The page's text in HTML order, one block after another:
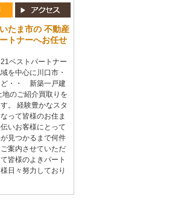
たま市の 不動産
トナーへお任せ
ベストパートナー
を中心に川口市・
ど・・ 新築一戸建
地のご紹介買取りを
。 経験豊かなスタ
って皆様のお住ま
いお客様にとって
見つかるまで何件
案内させていただ
皆様のよきパート
日々努力しており